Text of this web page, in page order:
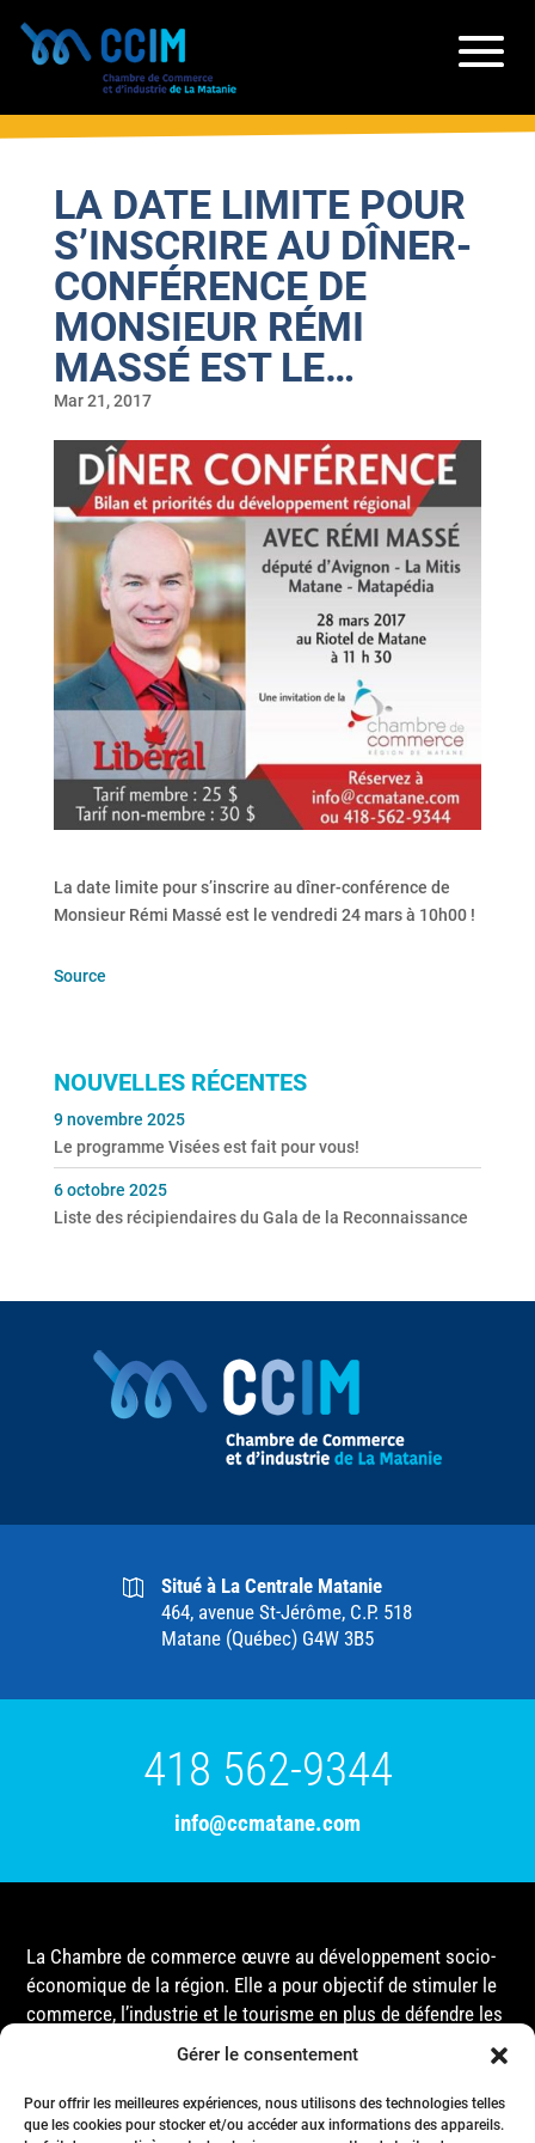
Gérer le consentement
Pour offrir les meilleures expériences, nous utilisons des technologies telles
que les cookies pour stocker et/ou accéder aux informations des appareils.
LA DATE LIMITE POUR
S’INSCRIRE AU DÎNER-
CONFÉRENCE DE
MONSIEUR RÉMI
MASSÉ EST LE…
Mar 21, 2017
La date limite pour s’inscrire au dîner-conférence de
Monsieur Rémi Massé est le vendredi 24 mars à 10h00 !
Source
NOUVELLES RÉCENTES
Le programme Visées est fait pour vous!
9 novembre 2025
Liste des récipiendaires du Gala de la Reconnaissance
6 octobre 2025
Situé à La Centrale Matanie
464, avenue St-Jérôme, C.P. 518
Matane (Québec) G4W 3B5
418 562-9344
info@ccmatane.com
La Chambre de commerce œuvre au développement socio-
économique de la région. Elle a pour objectif de stimuler le
commerce, l’industrie et le tourisme en plus de défendre les
intérêts de ses membres et de l’ensemble de la
gouvernementales, que ce soit au niveau municipal,
provincial ou fédéral.